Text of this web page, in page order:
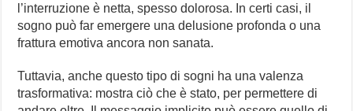
l’interruzione è netta, spesso dolorosa. In certi casi, il
sogno può far emergere una delusione profonda o una
frattura emotiva ancora non sanata.
Tuttavia, anche questo tipo di sogni ha una valenza
trasformativa: mostra ciò che è stato, per permettere di